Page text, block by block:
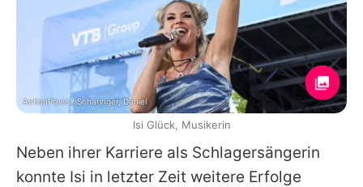
Neben ihrer Karriere als Schlagersängerin
konnte Isi in letzter Zeit weitere Erfolge
ActionPress / Scharinger, Daniel
Isi Glück, Musikerin